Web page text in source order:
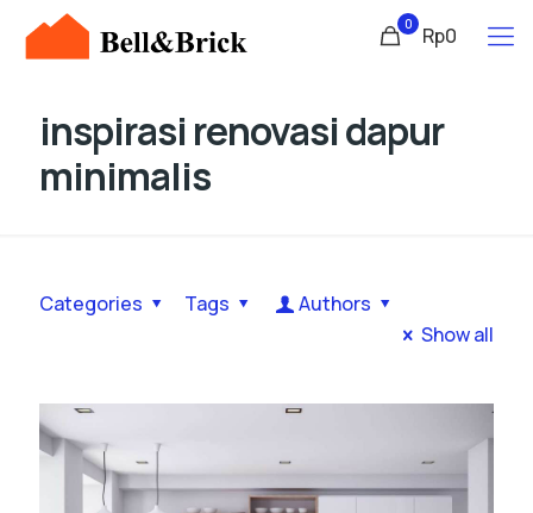
0 Rp0
inspirasi renovasi dapur
minimalis
Categories Tags
Authors
Show all